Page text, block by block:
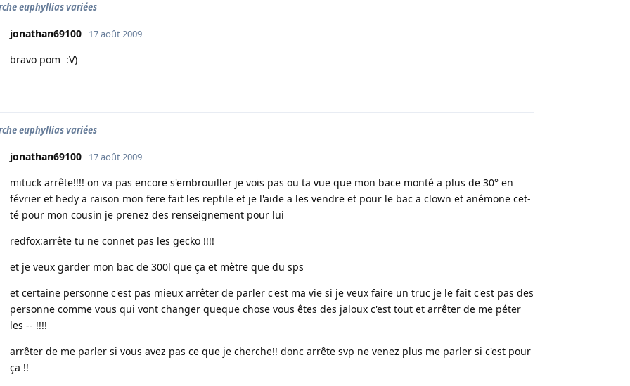
euphyllias variées
jonathan69100 17 août 2009
bravo pom :V)
euphyllias variées
jonathan69100 17 août 2009
mituck arrête!!!! on va pas encore s'embrouiller je vois pas ou ta vue que mon bace monté a plus de 30° en
février et hedy a raison mon fere fait les reptile et je l'aide a les vendre et pour le bac a clown et anémone cet-
té pour mon cousin je prenez des renseignement pour lui
redfox:arrête tu ne connet pas les gecko !!!!
et je veux garder mon bac de 300l que ça et mètre que du sps
et certaine personne c'est pas mieux arrêter de parler c'est ma vie si je veux faire un truc je le fait c'est pas des
personne comme vous qui vont changer queque chose vous êtes des jaloux c'est tout et arrêter de me péter
les -- !!!!
arrêter de me parler si vous avez pas ce que je cherche!! donc arrête svp ne venez plus me parler si c'est pour
ça !!